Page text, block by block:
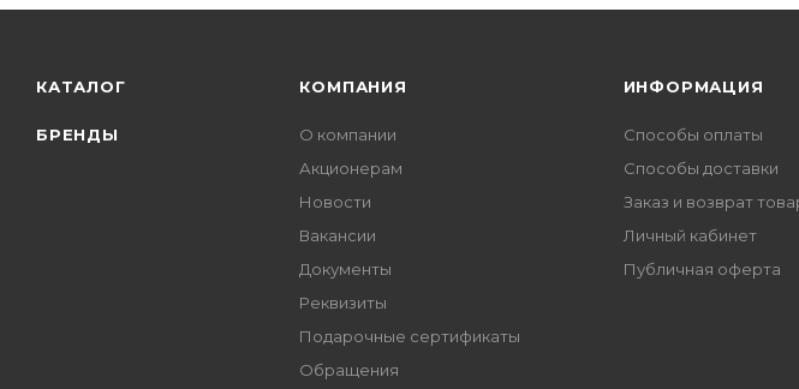
КАТАЛОГ
БРЕНДЫ
КОМПАНИЯ
О компании
Акционерам
Новости
Вакансии
Документы
Реквизиты
Подарочные сертификаты
Обращения
ИНФОРМАЦИЯ
Способы оплаты
Способы доставки
Заказ и возврат
Личный кабинет
Публичная оферта